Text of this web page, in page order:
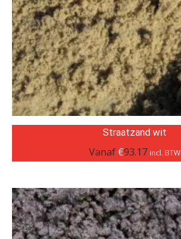
Straatzand wit
Vanaf €93.17 incl. BTW